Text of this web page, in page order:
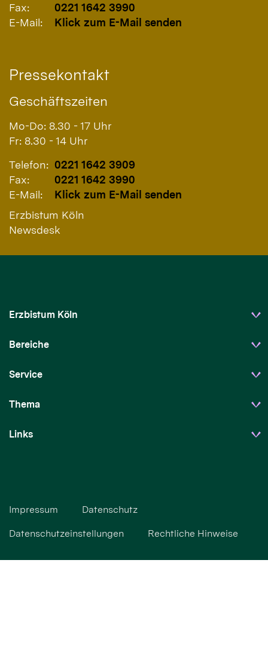
Fax:
0221 1642 3990
E-Mail:
Klick zum E-Mail senden
Pressekontakt
Geschäftszeiten
Mo-Do: 8.30 - 17 Uhr
Fr: 8.30 - 14 Uhr
Telefon: 0221 1642 3909
Fax:
0221 1642 3990
E-Mail:
Klick zum E-Mail senden
Erzbistum Köln
Newsdesk
Erzbistum Köln
Bereiche
Service
Thema
Links
Impressum Datenschutz
Datenschutzeinstellungen Rechtliche Hinweise